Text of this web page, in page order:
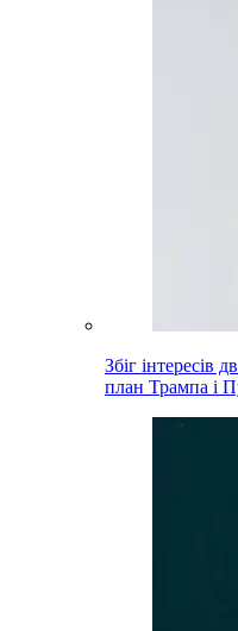
Збіг інтересів
план Трампа і